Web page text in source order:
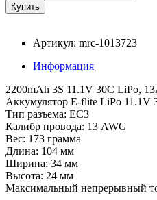
Артикул: mrc-1013723
Информация
2200mAh 3S 11.1V 30C LiPo,
Аккумулятор E-flite LiPo 11.1V
Тип разъема: EC3
Калибр провода: 13 AWG
Вес: 173 грамма
Длина: 104 мм
Ширина: 34 мм
Высота: 24 мм
Максимальный непрерывный